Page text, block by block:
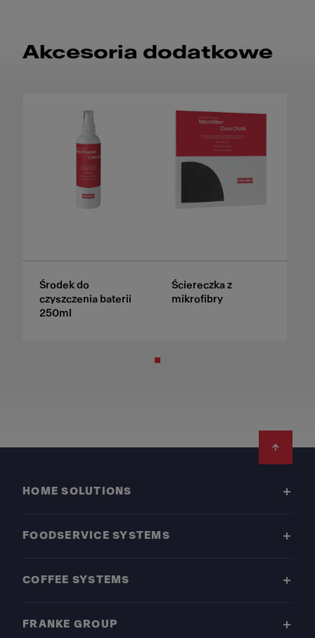
Akcesoria dodatkowe
Środek do
czyszczenia baterii
250ml
Ściereczka z
mikrofibry
HOME SOLUTIONS
FOODSERVICE SYSTEMS
COFFEE SYSTEMS
FRANKE GROUP